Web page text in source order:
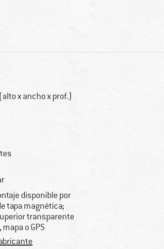
x ancho x prof.)
disponible por
tapa magnética;
transparente
o GPS